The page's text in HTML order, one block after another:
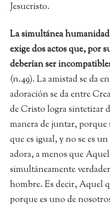
Jesucristo.
La simultánea
exige dos actos que, por
deberían ser
(n.49). La amistad se da
adoración se da entre
de Cristo logra sintetizar
manera de juntar, porque
que es igual, y no se es
adora, a menos que
simultáneamente
hombre. Es decir, Aquel
porque es uno de